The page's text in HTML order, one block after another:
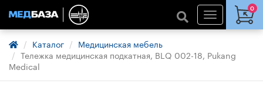
0
Каталог
Медицинская мебель
Тележка медицинская подкатная, BLQ 002-18, Pukang
Medical